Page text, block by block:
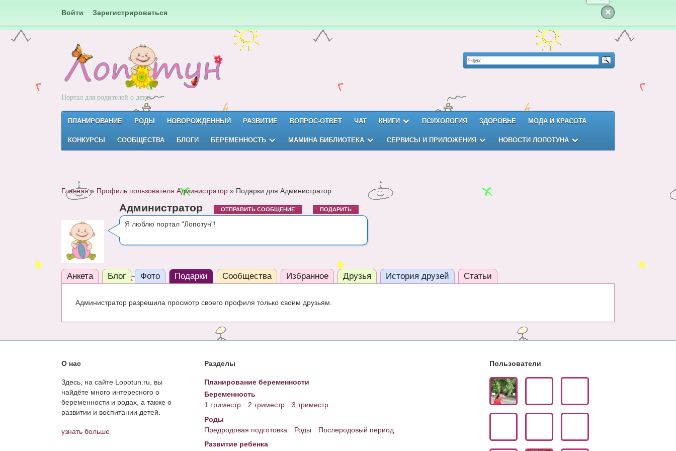
Войти Зарегистрироваться ×
Портал для родителей о детях
ПЛАНИРОВАНИЕ РОДЫ НОВОРОЖДЕННЫЙ РАЗВИТИЕ ВОПРОС-ОТВЕТ ЧАТ КНИГИ ПСИХОЛОГИЯ ЗДОРОВЬЕ МОДА И КРАСОТА
КОНКУРСЫ СООБЩЕСТВА БЛОГИ БЕРЕМЕННОСТЬ МАМИНА БИБЛИОТЕКА СЕРВИСЫ И ПРИЛОЖЕНИЯ НОВОСТИ ЛОПОТУНА
Главная» Профиль пользователя Администратор » Подарки для Администратор
Администратор ОТПРАВИТЬ СООБЩЕНИЕ ПОДАРИТЬ
Я люблю портал "Лопотун"!
Анкета Блог Фото Подарки Сообщества Избранное Друзья История друзей Статьи
Администратор разрешила просмотр своего профиля только своим друзьям.
О нас
Здесь, на сайте Lopotun.ru, вы
найдёте много интересного о
беременности и родах, а также о
развитии и воспитании детей.
узнать больше
Разделы
Планирование беременности
Беременность
1 триместр
2 триместр
3 триместр
Роды
Предродовая подготовка
Роды
Послеродовый период
Развитие ребенка
Пользователи